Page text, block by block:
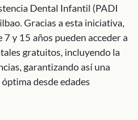
Dental Infantil (PADI
Gracias a esta iniciativa,
7 y 15 años pueden acceder a
gratuitos, incluyendo la
garantizando así una
desde edades